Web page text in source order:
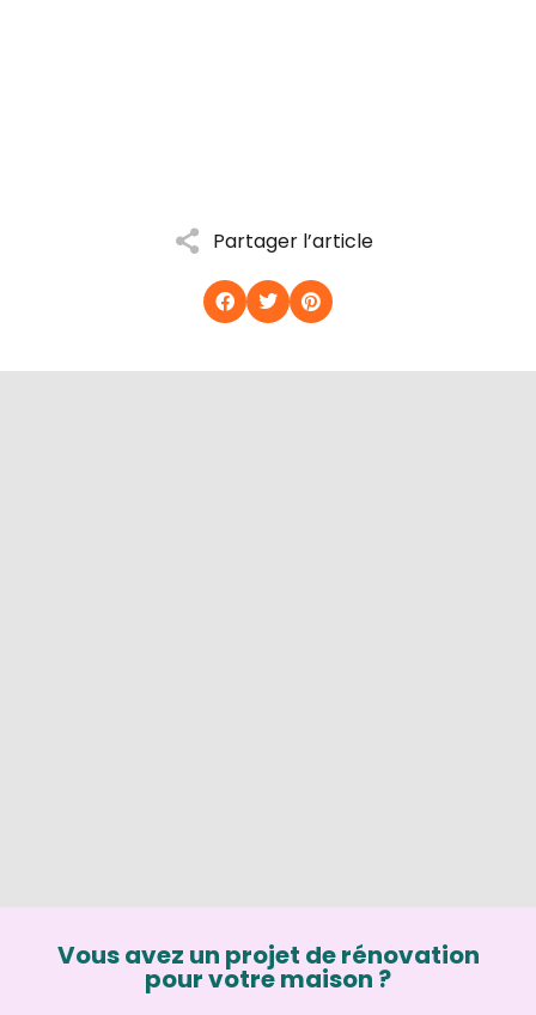
Partager l’article
Vous avez un projet de rénovation
pour votre maison ?